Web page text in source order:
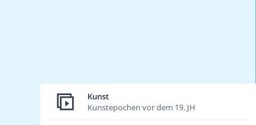
Kunst
Kunstepochen vor dem 19. JH